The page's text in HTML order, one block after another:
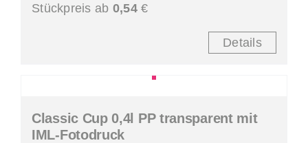
Stückpreis ab 0,54€
Details
Classic Cup 0,4l PP transparent mit
IML-Fotodruck